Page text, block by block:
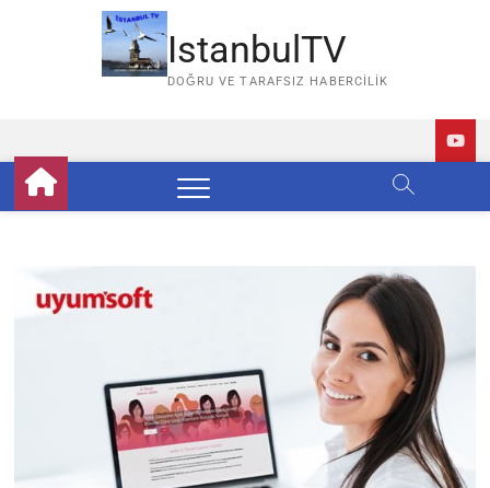
IstanbulTV
DOĞRU VE TARAFSIZ HABERCILIK